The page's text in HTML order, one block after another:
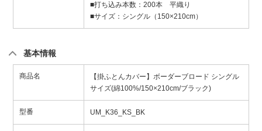
■打ち込み本数：200本 平織り
■サイズ：シングル（150×210cm）
基本情報
商品名
【掛ふとんカバー】ボーダーブロード シングル
サイズ(綿100%/150×210cm/ブラック)
型番 UM_K36_KS_BK